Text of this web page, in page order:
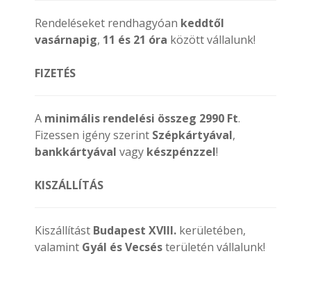
Rendeléseket rendhagyóan keddtől
vasárnapig, 11 és 21 óra között vállalunk!
FIZETÉS
A minimális rendelési összeg 2990 Ft.
Fizessen igény szerint Szépkártyával,
bankkártyával vagy készpénzzel!
KISZÁLLÍTÁS
Kiszállítást Budapest XVIII. kerületében,
valamint Gyál és Vecsésterületén vállalunk!